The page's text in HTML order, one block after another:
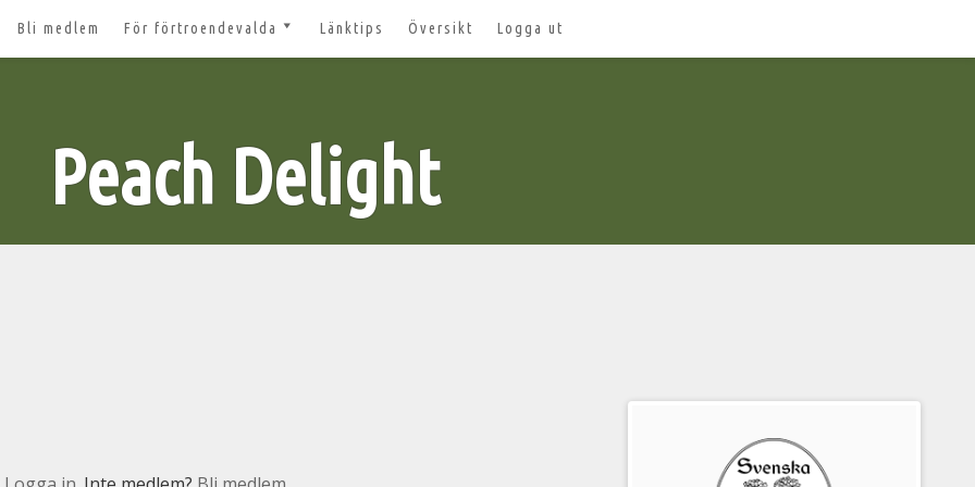
lösenord?
Bli medlem För förtroendevalda
Bildbanken
Dokument för
Lägg till aktivitet
Länktips Översikt Logga ut
Peach Delight